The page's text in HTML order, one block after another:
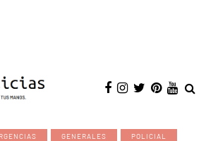
GENERALES POLICIAL